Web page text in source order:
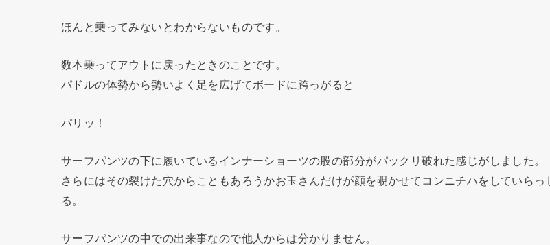
ほんと乗ってみないとわからないものです。
数本乗ってアウトに戻ったときのことです。
パドルの体勢から勢いよく足を広げてボードに跨っがると
パリッ！
サーフパンツの下に履いているインナーショーツの股の部分がパックリ破れた感じがしました。
さらにはその裂けた穴からこともあろうかお玉さんだけが顔を覗かせてコンニチハをしていらっ
る。
サーフパンツの中での出来事なので他人からは分かりません。